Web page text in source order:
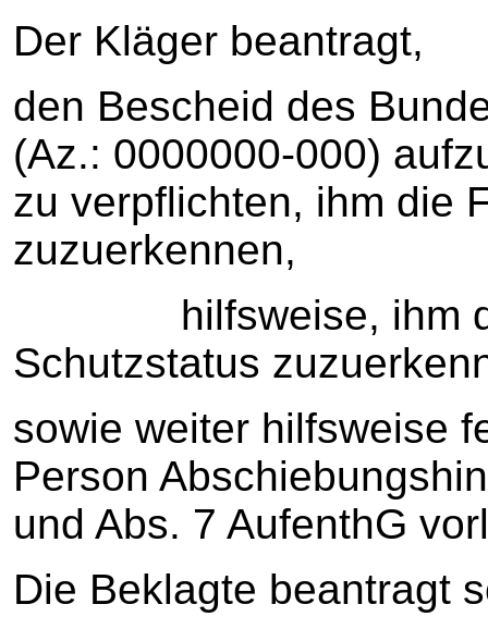
Der Kläger beantragt,
den Bescheid des
(Az.: 0000000-000)
zu verpflichten, ihm die
zuzuerkennen,
hilfsweise, ihm
Schutzstatus
sowie weiter hilfsweise
Person
und Abs. 7 AufenthG
Die Beklagte beantragt